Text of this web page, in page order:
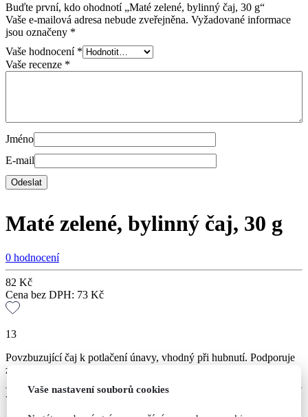
Buďte první, kdo ohodnotí „Maté zelené, bylinný čaj, 30 g“
Vaše e-mailová adresa nebude zveřejněna. Vyžadované informace
jsou označeny *
Vaše hodnocení *
Vaše recenze *
Jméno
E-mail
Maté zelené, bylinný čaj, 30 g
0 hodnocení
82 Kč
Cena bez DPH: 73 Kč
13
Povzbuzující čaj k potlačení únavy, vhodný při hubnutí. Podporuje
zdravé trávení, mírně odvodňuje.
Varianty
Vaše nastavení souborů cookies